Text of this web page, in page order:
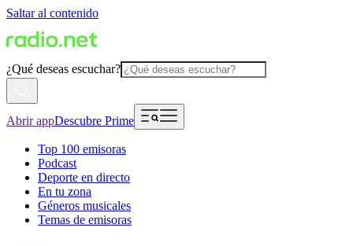
Saltar al contenido
¿Qué deseas escuchar?
Abrir appDescubre Prime
Top 100 emisoras
Podcast
Deporte en directo
En tu zona
Géneros musicales
Temas de emisoras